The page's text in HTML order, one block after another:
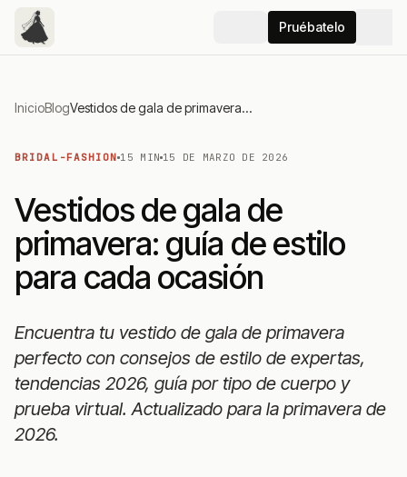
Pruébatelo
InicioBlog Vestidos de gala de primavera: guía de estilo para cada ocasión
BRIDAL-FASHION 15 MIN 15 DE MARZO DE 2026
Vestidos de gala de
primavera: guía de estilo
para cada ocasión
Encuentra tu vestido de gala de primavera
perfecto con consejos de estilo de expertas,
tendencias 2026, guía por tipo de cuerpo y
prueba virtual. Actualizado para la primavera de
2026.